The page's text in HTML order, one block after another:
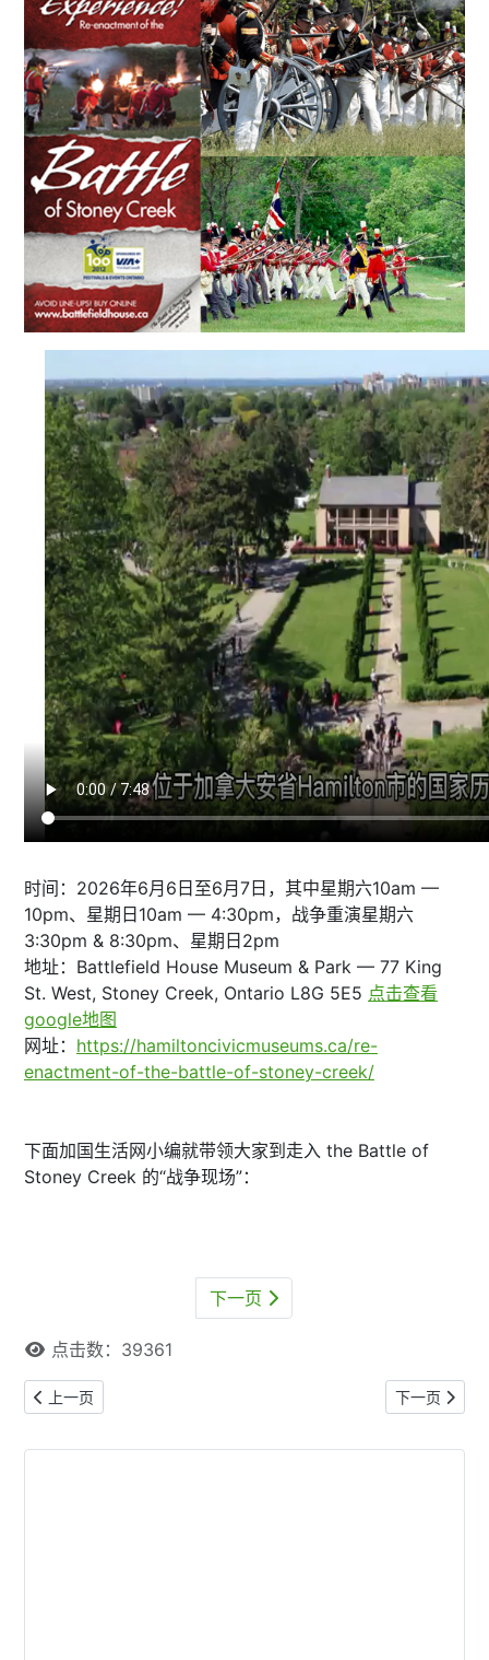
时间：2026年6月6日至6月7日，其中星期六10am —
10pm、星期日10am — 4:30pm，战争重演星期六
3:30pm & 8:30pm、星期日2pm
地址：Battlefield House Museum & Park — 77 King
St. West, Stoney Creek, Ontario L8G 5E5 点击查看
google地图
网址： https://hamiltoncivicmuseums.ca/re-
enactment-of-the-battle-of-stoney-creek/
下面加国生活网小编就带领大家到走入 the Battle of
Stoney Creek 的“战争现场”：
下一页
点击数：39361
上一篇文章: 多伦多国际龙舟节精彩瞬间（视频＋组图）
上一页 下一篇文章:
下一页